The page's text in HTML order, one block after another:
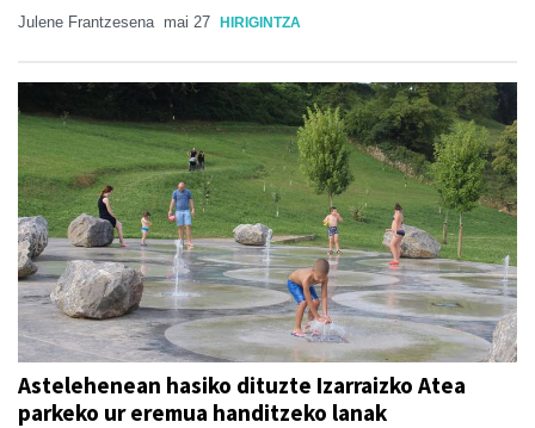
Julene Frantzesena mai 27 HIRIGINTZA
Astelehenean hasiko dituzte Izarraizko Atea
parkeko ur eremua handitzeko lanak